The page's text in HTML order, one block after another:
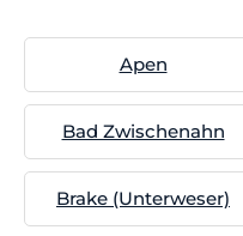
Apen
Bad Zwischenahn
Brake (Unterweser)